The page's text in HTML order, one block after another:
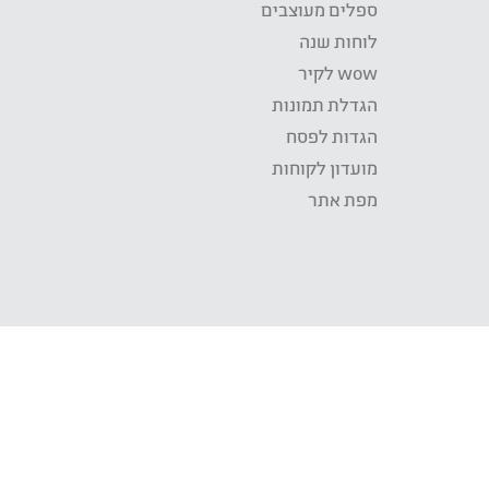
ספלים מעוצבים
לוחות שנה
wow לקיר
הגדלת תמונות
הגדות לפסח
מועדון לקוחות
מפת אתר